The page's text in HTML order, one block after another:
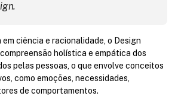
em ciência e racionalidade, o Design
holística e empática dos
pelas pessoas, o que envolve conceitos
como emoções, necessidades,
de comportamentos.